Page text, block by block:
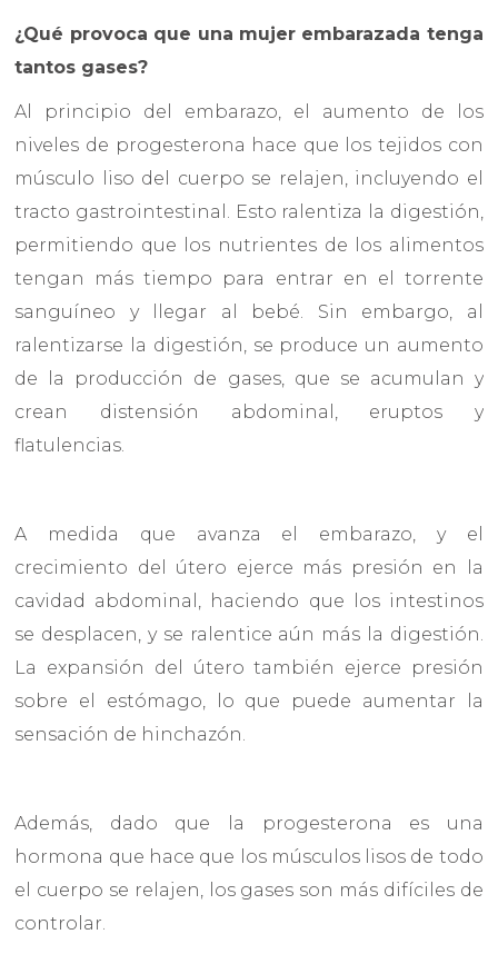
¿Qué provoca que una mujer embarazada tenga
tantos gases?
Al principio del embarazo, el aumento de los
niveles de progesterona hace que los tejidos con
músculo liso del cuerpo se relajen, incluyendo el
tracto gastrointestinal. Esto ralentiza la digestión,
permitiendo que los nutrientes de los alimentos
tengan más tiempo para entrar en el torrente
sanguíneo y llegar al bebé. Sin embargo, al
ralentizarse la digestión, se produce un aumento
de la producción de gases, que se acumulan y
crean distensión abdominal, eruptos y
flatulencias.
A medida que avanza el embarazo, y el
crecimiento del útero ejerce más presión en la
cavidad abdominal, haciendo que los intestinos
se desplacen, y se ralentice aún más la digestión.
La expansión del útero también ejerce presión
sobre el estómago, lo que puede aumentar la
sensación de hinchazón.
Además, dado que la progesterona es una
hormona que hace que los músculos lisos de todo
el cuerpo se relajen, los gases son más difíciles de
controlar.